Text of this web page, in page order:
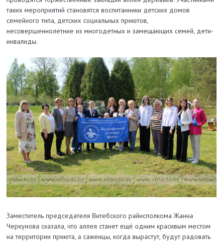
таких мероприятий становятся воспитанники детских домов
семейного типа, детских социальных приютов,
несовершеннолетние из многодетных и замещающих семей, дети-
инвалиды.
Заместитель председателя Витебского райисполкома Жанна
Черкунова сказала, что аллея станет ещё одним красивым местом
на территории приюта, а саженцы, когда вырастут, будут радовать